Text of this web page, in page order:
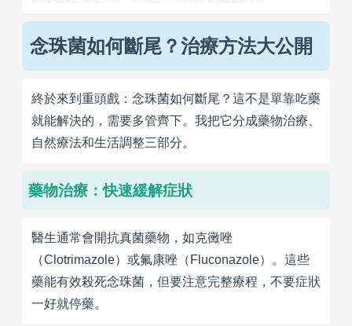
念珠菌如何斷尾？治療方法大公開
終於來到重頭戲：念珠菌如何斷尾？這不是單靠吃藥
就能解決的，需要多管齊下。我把它分成藥物治療、
自然療法和生活調整三部分。
藥物治療：快速緩解症狀
醫生通常會開抗真菌藥物，如克黴唑
（Clotrimazole）或氟康唑（Fluconazole）。這些
藥能有效殺死念珠菌，但要注意完整療程，不要症狀
一好就停藥。